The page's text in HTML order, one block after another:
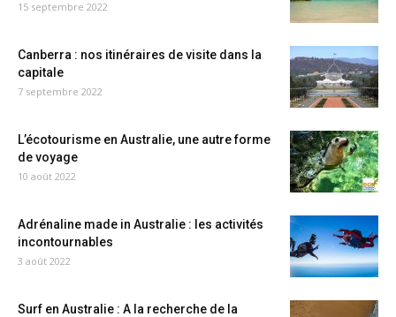
15 septembre 2022
Canberra : nos itinéraires de visite dans la
capitale
7 septembre 2022
L’écotourisme en Australie, une autre forme
de voyage
10 août 2022
Adrénaline made in Australie : les activités
incontournables
3 août 2022
Surf en Australie : A la recherche de la